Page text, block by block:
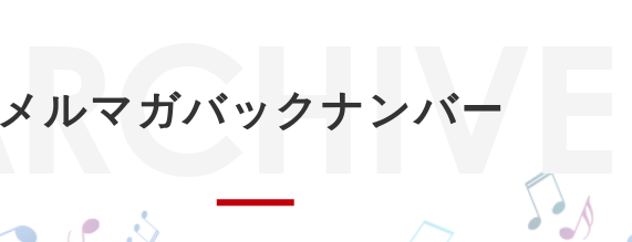
メルマガバックナンバー